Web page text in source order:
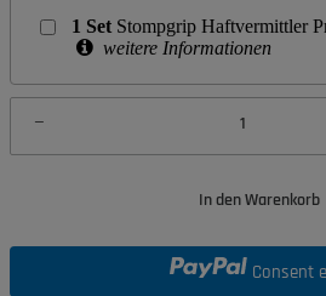
1 Set Stompgrip Haftvermittler
weitere Informationen
In den Warenkorb
Consent